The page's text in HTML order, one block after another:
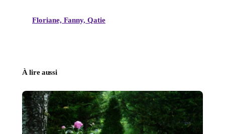
Floriane, Fanny, Qatie
À lire aussi